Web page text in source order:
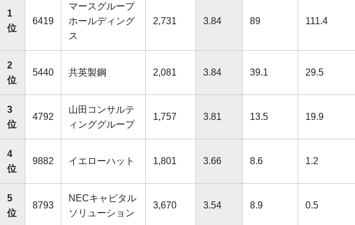
1
位
6419
マースグループ
ホールディング
ス
2,731 3.84 89 111.4
2
位
5440 共英製鋼 2,081 3.84 39.1 29.5
3
位
4792
山田コンサルテ
ィンググループ
1,757 3.81 13.5 19.9
4
位
9882 イエローハット 1,801 3.66 8.6 1.2
5
位
8793
NECキャピタル
ソリューション
3,670 3.54 8.9 0.5